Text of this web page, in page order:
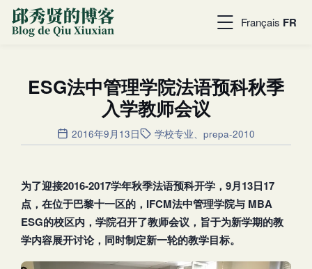
Français FR
ESG法中管理学院法语预科秋季
入学教师会议
2016年9月13日 学校专业 、prepa-2010
为了迎接2016-2017学年秋季法语预科开学，9月13日17
点，在位于巴黎十一区的，IFCM法中管理学院与 MBA
ESG的校区内，学院召开了教师会议，旨于为新学期的教
学内容展开讨论，同时制定新一轮的教学目标。